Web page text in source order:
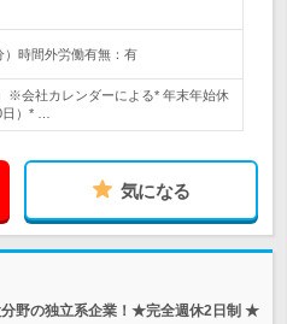
）時間外労働有無：有
※会社カレンダーによる* 年末年始休
）* …
気になる
分野の独立系企業！★完全週休2日制 ★